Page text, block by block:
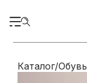
Каталог/Обувь